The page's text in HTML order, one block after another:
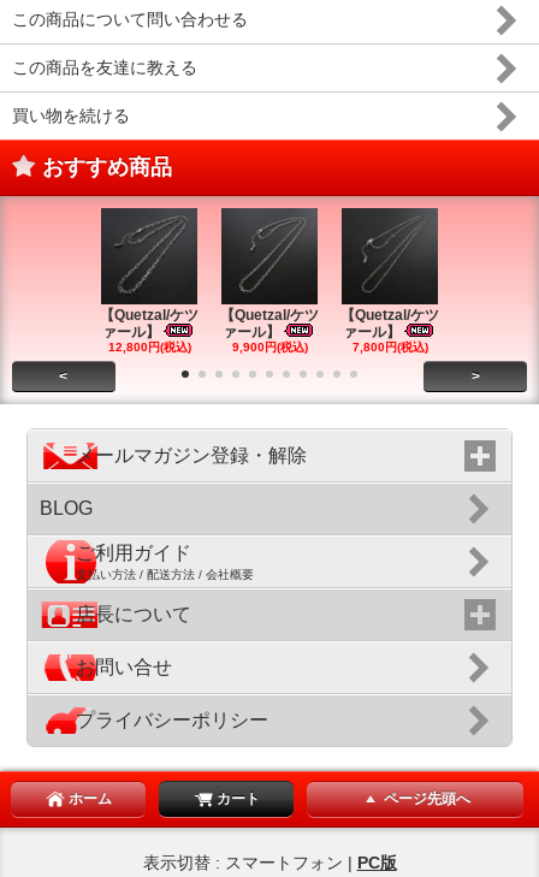
この商品について問い合わせる
この商品を友達に教える
買い物を続ける
おすすめ商品
【Quetzal/ケツ
ァール】
12,800円(税込)
【Quetzal/ケツ
ァール】
9,900円(税込)
【Quetzal/ケツ
ァール】
7,800円(税込)
< >
メールマガジン登録・解除
BLOG
ご利用ガイド
支払い方法 / 配送方法 / 会社概要
店長について
お問い合せ
プライバシーポリシー
ホーム カート ページ先頭へ
表示切替 : スマートフォン | PC版